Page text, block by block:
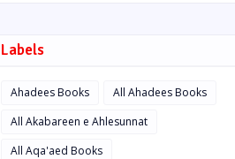
Labels
Ahadees Books
All Ahadees Books
All Akabareen e Ahlesunnat
All Aqa'aed Books